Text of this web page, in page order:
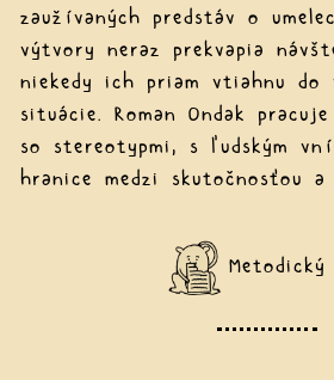
zaužívaných predstáv o
výtvory neraz prekvapia
niekedy ich priam vtiahnu do
situácie. Roman Ondak
so stereotypmi, s ľudským
hranice medzi skutočnosťou